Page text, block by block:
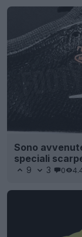
Sono
speciali
9 3 0